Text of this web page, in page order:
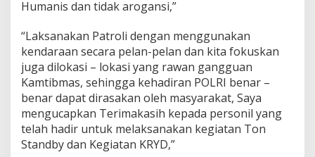
i
u
D
a
m
a
i
2
0
2
4
Humanis dan tidak arogansi,”
“Laksanakan Patroli dengan menggunakan
kendaraan secara pelan-pelan dan kita fokuskan
juga dilokasi – lokasi yang rawan gangguan
Kamtibmas, sehingga kehadiran POLRI benar –
benar dapat dirasakan oleh masyarakat, Saya
mengucapkan Terimakasih kepada personil yang
telah hadir untuk melaksanakan kegiatan Ton
Standby dan Kegiatan KRYD,”